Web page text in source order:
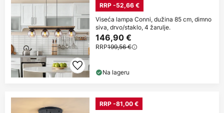
RRP -52,66 €
Viseća lampa Conni, dužina 85 cm, dimno
siva, drvo/staklo, 4 žarulje.
146,90 €
RRP199,56 €
Na lageru
RRP -81,00 €